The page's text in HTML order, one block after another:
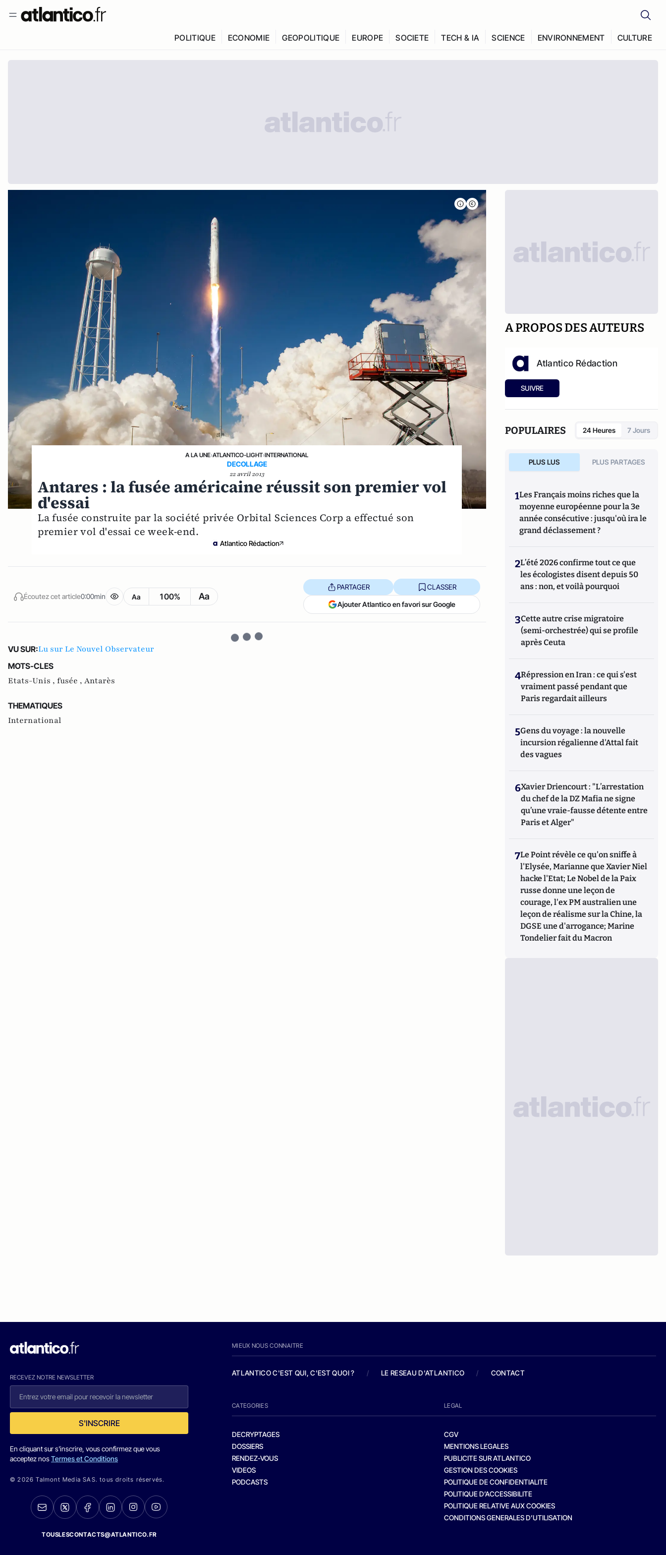
POLITIQUE ECONOMIE GEOPOLITIQUE EUROPE SOCIETE TECH & IA SCIENCE ENVIRONNEMENT CULTURE
A LA UNE›ATLANTICO-LIGHT›INTERNATIONAL
DECOLLAGE
22 avril 2013
Antares : la fusée américaine réussit son premier vol
d'essai
La fusée construite par la société privée Orbital Sciences Corp a effectué son
premier vol d'essai ce week-end.
Atlantico Rédaction
Écoutez cet article0:00min Aa 100% Aa
PARTAGER CLASSER
Ajouter Atlantico en favori sur Google
VU SUR:Lu sur Le Nouvel Observateur
MOTS-CLES
Etats-Unis , fusée , Antarès
THEMATIQUES
International
A PROPOS DES AUTEURS
Atlantico Rédaction
SUIVRE
POPULAIRES 24 Heures 7 Jours
PLUS LUS PLUS PARTAGES
1Les Français moins riches que la
moyenne européenne pour la 3e
année consécutive : jusqu'où ira le
grand déclassement ?
2L’été 2026 confirme tout ce que
les écologistes disent depuis 50
ans : non, et voilà pourquoi
3Cette autre crise migratoire
(semi-orchestrée) qui se profile
après Ceuta
4Répression en Iran : ce qui s'est
vraiment passé pendant que
Paris regardait ailleurs
5Gens du voyage : la nouvelle
incursion régalienne d'Attal fait
des vagues
6Xavier Driencourt : "L’arrestation
du chef de la DZ Mafia ne signe
qu’une vraie-fausse détente entre
Paris et Alger"
7Le Point révèle ce qu'on sniffe à
l'Elysée, Marianne que Xavier Niel
hacke l'Etat; Le Nobel de la Paix
russe donne une leçon de
courage, l'ex PM australien une
leçon de réalisme sur la Chine, la
DGSE une d'arrogance; Marine
Tondelier fait du Macron
RECEVEZ NOTRE NEWSLETTER
S'INSCRIRE
En cliquant sur s'inscrire, vous confirmez que vous
acceptez nosTermes et Conditions
© 2026 Talmont Media SAS. tous droits réservés.
TOUSLESCONTACTS@ATLANTICO.FR
MIEUX NOUS CONNAITRE
ATLANTICO C'EST QUI, C'EST QUOI ? / LE RESEAU D'ATLANTICO / CONTACT
CATEGORIES
DECRYPTAGES
DOSSIERS
RENDEZ-VOUS
VIDEOS
PODCASTS
LEGAL
CGV
MENTIONS LEGALES
PUBLICITE SUR ATLANTICO
GESTION DES COOKIES
POLITIQUE DE CONFIDENTIALITE
POLITIQUE D’ACCESSIBILITE
POLITIQUE RELATIVE AUX COOKIES
CONDITIONS GENERALES D’UTILISATION